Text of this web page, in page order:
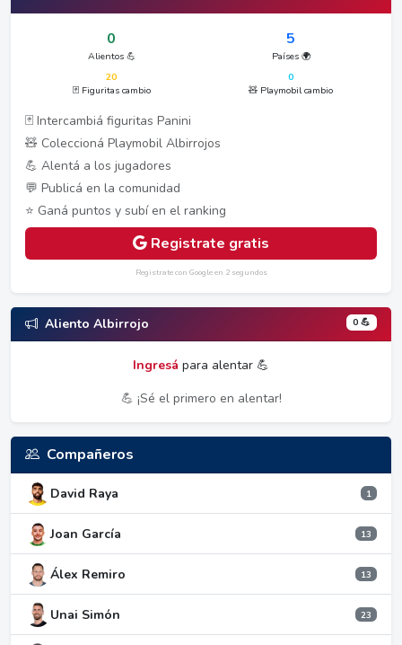
0
Alientos 💪
5
Países 🌍
20
🃏 Figuritas cambio
0
🧸 Playmobil cambio
🃏 Intercambiá figuritas Panini
🧸 Coleccioná Playmobil Albirrojos
💪 Alentá a los jugadores
💬 Publicá en la comunidad
⭐ Ganá puntos y subí en el ranking
Registrate gratis
Registrate con Google en 2 segundos
Aliento Albirrojo 0 💪
Ingresá para alentar 💪
💪 ¡Sé el primero en alentar!
Compañeros
David Raya 1
Joan García 13
Álex Remiro 13
Unai Simón 23